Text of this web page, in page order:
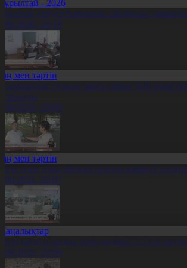
- 2026
депутаттарының сайлауына
20:10
мен тәртіп
туралы заңға сәйкес 620 адам
20:09
мен тәртіп
теріс пікір айтқан тұрғын қамауға
20:07
отандық өнім өндірісі 1,5 есе артты
20:06